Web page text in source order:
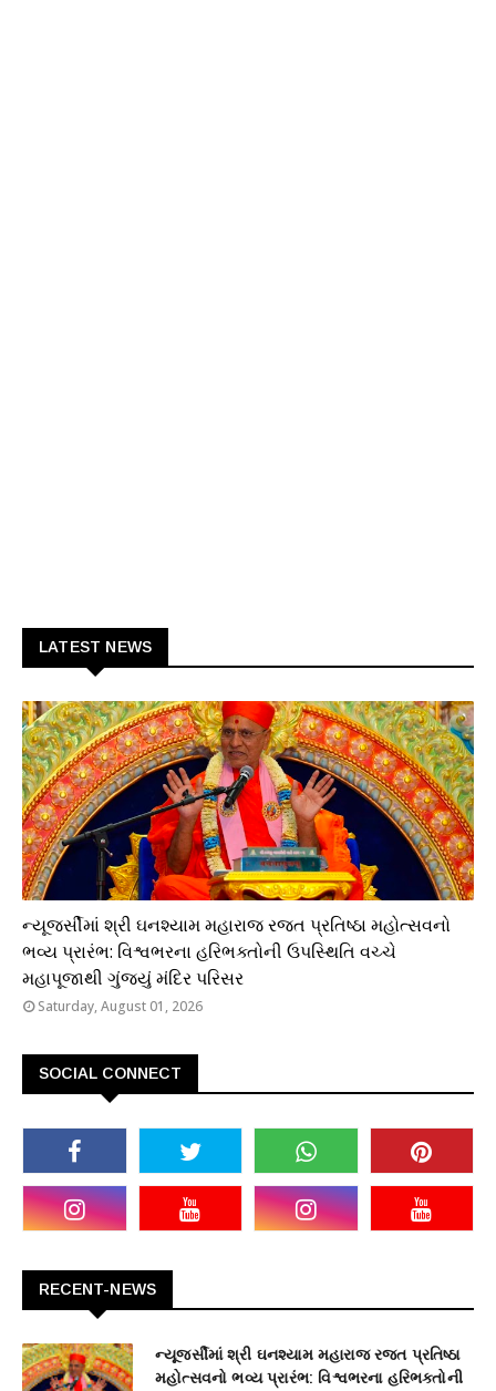
LATEST NEWS
ન્યૂજર્સીમાં શ્રી ઘનશ્યામ મહારાજ રજત પ્રતિષ્ઠા મહોત્સવનો
ભવ્ય પ્રારંભ: વિશ્વભરના હરિભક્તોની ઉપસ્થિતિ વચ્ચે
મહાપૂજાથી ગુંજ્યું મંદિર પરિસર
Saturday, August 01, 2026
SOCIAL CONNECT
RECENT-NEWS
ન્યૂજર્સીમાં શ્રી ઘનશ્યામ મહારાજ રજત પ્રતિષ્ઠા
મહોત્સવનો ભવ્ય પ્રારંભ: વિશ્વભરના હરિભક્તોની